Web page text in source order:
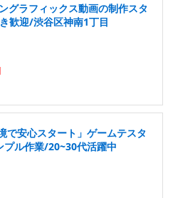
グラフィックス動画の制作スタ
歓迎/渋谷区神南1丁目
で安心スタート」ゲームテスタ
ル作業/20~30代活躍中